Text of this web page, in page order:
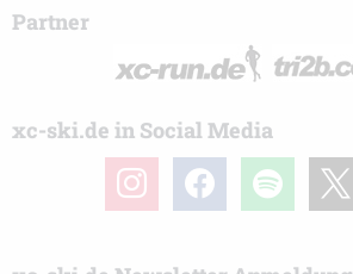
Partner
xc-ski.de in Social Media
instagramfacebook spotify